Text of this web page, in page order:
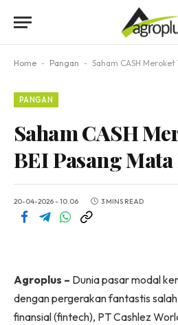
Home - Pangan - Saham CASH
PANGAN
Saham CASH
BEI Pasang
20-04-2026 - 10.06 3 MINS READ
Agroplus – Dunia pasar modal
dengan pergerakan fantastis
finansial (fintech), PT Cashlez